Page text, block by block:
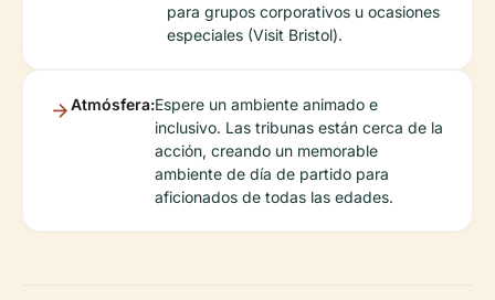
para grupos corporativos u ocasiones
especiales (Visit Bristol).
Atmósfera:Espere un ambiente animado e
inclusivo. Las tribunas están cerca de la
acción, creando un memorable
ambiente de día de partido para
aficionados de todas las edades.